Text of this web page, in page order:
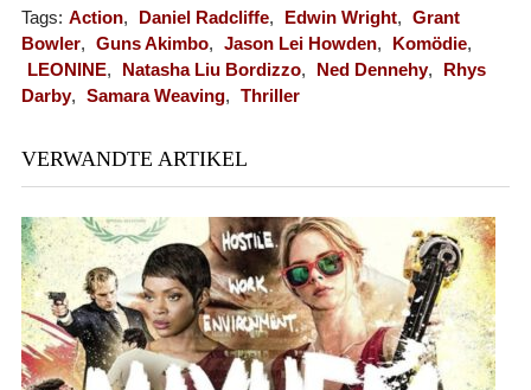
Tags: Action, Daniel Radcliffe, Edwin Wright, Grant
Bowler, Guns Akimbo, Jason Lei Howden, Komödie,
LEONINE, Natasha Liu Bordizzo, Ned Dennehy,
Rhys
Darby, Samara Weaving, Thriller
VERWANDTE ARTIKEL